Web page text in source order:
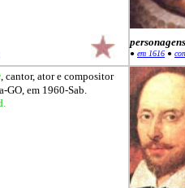
● em 1616 ●
, cantor, ator e compositor
GO, em 1960-Sab.